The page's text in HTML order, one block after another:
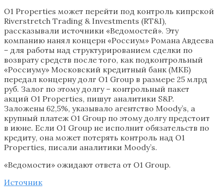
О1 Properties может перейти под контроль кипрской
Riverstretch Trading & Investments (RT&I),
рассказывали источники «Ведомостей». Эту
компанию нанял концерн «Россиум» Романа Авдеева
– для работы над структурированием сделки по
возврату средств после того, как подконтрольный
«Россиуму» Московский кредитный банк (МКБ)
передал концерну долг O1 Group в размере 25 млрд
руб. Залог по этому долгу – контрольный пакет
акций О1 Properties, пишут аналитики S&P.
Заложены 62,5%, указывало агентство Moody’s, а
крупный платеж O1 Group по этому долгу предстоит
в июне. Если O1 Group не исполнит обязательств по
кредиту, она может потерять контроль над O1
Properties, писали аналитики Moody’s.
«Ведомости» ожидают ответа от O1 Group.
Источник